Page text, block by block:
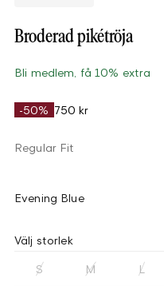
Broderad pikétröja
Bli medlem, få 10% extra
-50% 750 kr
Regular Fit
Evening Blue
Välj storlek
S M L